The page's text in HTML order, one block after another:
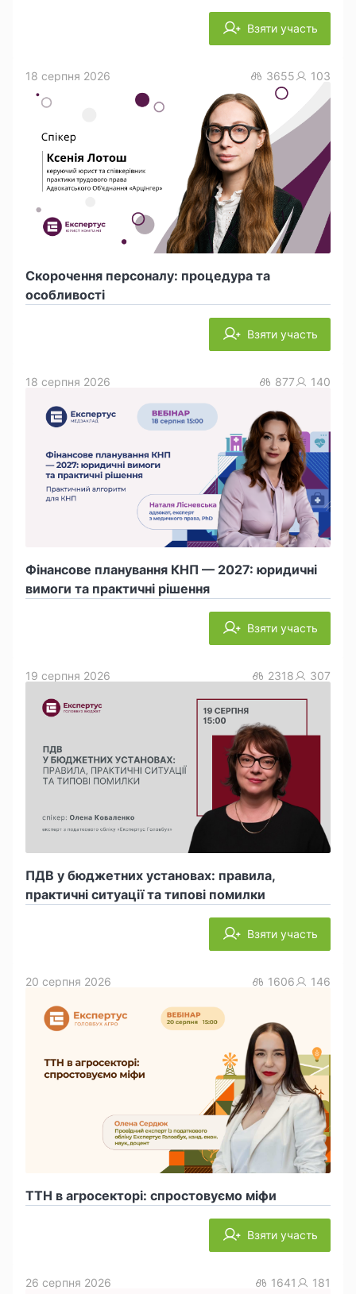
Взяти участь
Скорочення персоналу: процедура та
особливості
18 серпня 2026 3655 103
Взяти участь
Фінансове планування КНП — 2027: юридичні
вимоги та практичні рішення
18 серпня 2026 877 140
Взяти участь
ПДВ у бюджетних установах: правила,
практичні ситуації та типові помилки
19 серпня 2026 2318 307
Взяти участь
ТТН в агросекторі: спростовуємо міфи
20 серпня 2026 1606 146
Взяти участь
26 серпня 2026 1641 181